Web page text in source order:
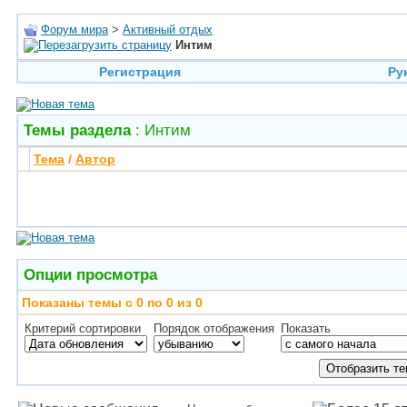
Форум мира > Активный отдых
Интим
Регистрация
Темы раздела: Интим
Тема / Автор
Опции просмотра
Показаны темы с 0 по 0 из 0
Критерий сортировки Порядок отображения Показать